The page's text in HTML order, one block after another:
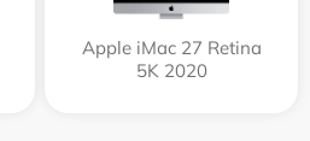
Apple iMac 27 Retina
5K 2020